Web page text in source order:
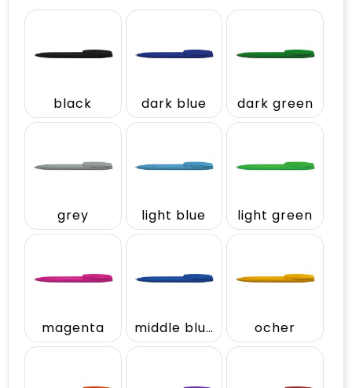
black dark blue dark green
grey light blue light green
magenta middle blue ocher